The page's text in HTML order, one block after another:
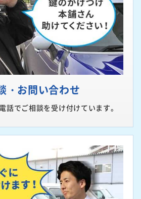
・お問い合わせ
話でご相談を受け付けています。